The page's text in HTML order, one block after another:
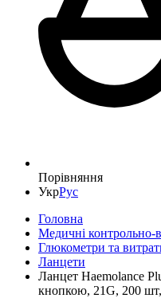
Порівняння
УкрРус
Головна
Медичні контрольно-
Глюкометри та
Ланцети
Ланцет Haemolance
кнопкою, 21G, 200